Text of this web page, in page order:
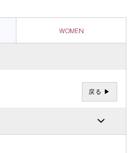
戻る ▶